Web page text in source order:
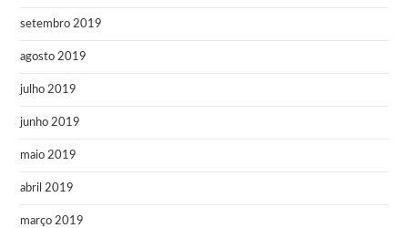
setembro 2019
agosto 2019
julho 2019
junho 2019
maio 2019
abril 2019
março 2019